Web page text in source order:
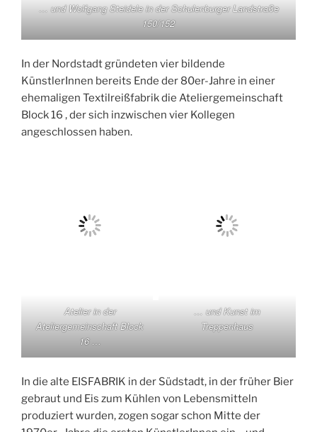
… und Wolfgang Steidele in der Schulenburger Landstraße
150/152
In der Nordstadt gründeten vier bildende
KünstlerInnen bereits Ende der 80er-Jahre in einer
ehemaligen Textilreißfabrik die Ateliergemeinschaft
Block 16 , der sich inzwischen vier Kollegen
angeschlossen haben.
Atelier in der
Ateliergemeinschaft Block
16 …
… und Kunst im
Treppenhaus
In die alte EISFABRIK in der Südstadt, in der früher Bier
gebraut und Eis zum Kühlen von Lebensmitteln
produziert wurden, zogen sogar schon Mitte der